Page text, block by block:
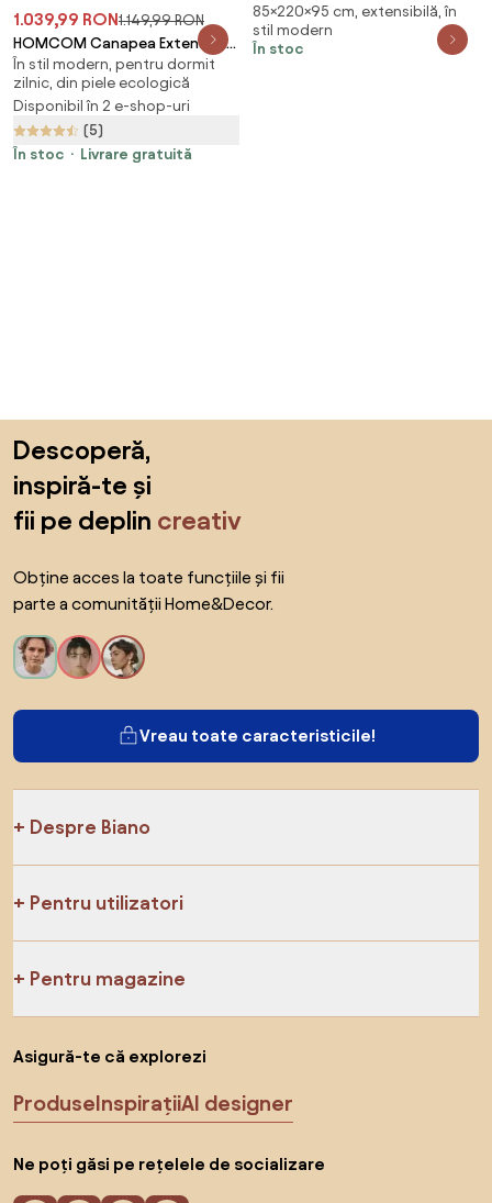
1.039,99 RON1.149,99 RON
HOMCOM Canapea Extensibilă
cu Șezut Reglabil în 5 Poziții și
Perne Detașabile, Canapea din
Imitație de Piele, 105x80x78 cm,
Gri | Aosom Romania
În stil modern, pentru dormit
zilnic, din piele ecologică
Disponibil în 2 e-shop-uri
(5)
În stoc
Livrare gratuită
locuri, cu lada de depozitare,
culoare verde padure ,
220x95x85 Verde padure,
85×220×95 cm, extensibilă, în
stil modern
În stoc
Descoperă,
inspiră-te și
fii pe deplin creativ
Obține acces la toate funcțiile și fii
parte a comunității Home&Decor.
Vreau toate caracteristicile!
Despre Biano
Pentru utilizatori
Pentru magazine
Asigură-te că explorezi
ProduseInspirațiiAI designer
Ne poți găsi pe rețelele de socializare